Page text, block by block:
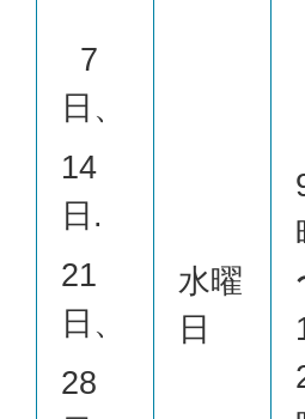
7
日、
14
日.
21
日、
28
水曜
日